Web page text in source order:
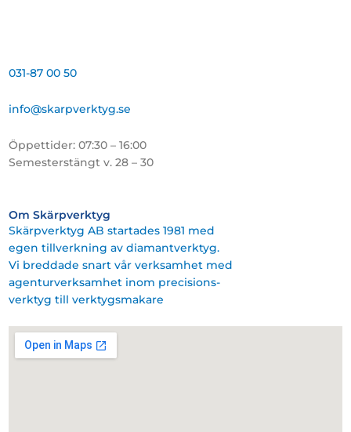
031-87 00 50
info@skarpverktyg.se
Öppettider: 07:30 – 16:00
Semesterstängt v. 28 – 30
Om Skärpverktyg
Skärpverktyg AB startades 1981 med
egen tillverkning av diamantverktyg.
Vi breddade snart vår verksamhet med
agenturverksamhet inom precisions-
verktyg till verktygsmakare